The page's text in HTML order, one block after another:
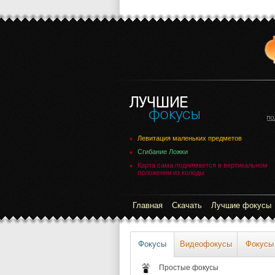
Левитация маленьких предметов
Сгибание Ложки
Карта сама поднимается в вертикальном
положении из колоды
Главная Скачать Лучшие фокусы
Фокусы Видеофокусы
Простые фокусы